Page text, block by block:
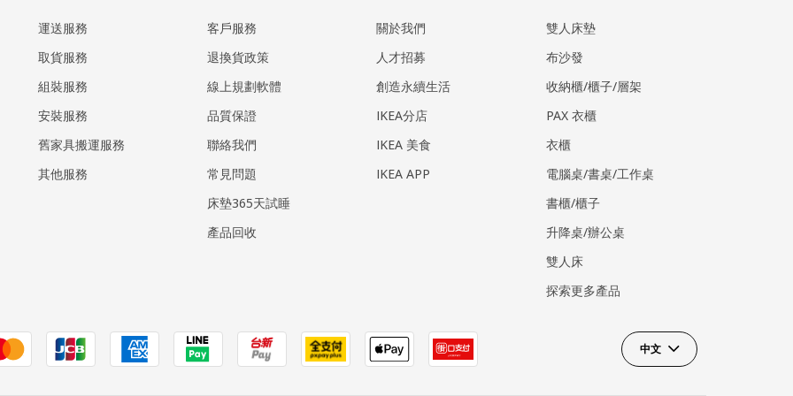
運送服務
取貨服務
組裝服務
安裝服務
​舊家具搬運服務
其他服務
客戶服務
退換貨政策
線上規劃軟體
品質保證
聯絡我們
常見問題
床墊365天試睡
產品回收
關於我們
人才招募
創造永續生活
IKEA分店
IKEA 美食
IKEA APP
雙人床墊
布沙發
收納櫃/櫃子/層架
PAX 衣櫃
衣櫃
電腦桌/書桌/工作桌
書櫃/櫃子
升降桌/辦公桌
雙人床
探索更多產品
中文